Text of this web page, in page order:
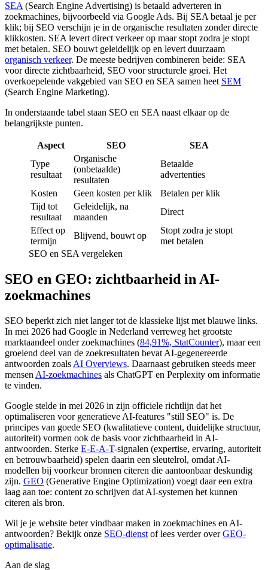
SEA (Search Engine Advertising) is betaald adverteren in
zoekmachines, bijvoorbeeld via Google Ads. Bij SEA betaal je per
klik; bij SEO verschijn je in de organische resultaten zonder directe
klikkosten. SEA levert direct verkeer op maar stopt zodra je stopt
met betalen. SEO bouwt geleidelijk op en levert duurzaam
organisch verkeer. De meeste bedrijven combineren beide: SEA
voor directe zichtbaarheid, SEO voor structurele groei. Het
overkoepelende vakgebied van SEO en SEA samen heet SEM
(Search Engine Marketing).
In onderstaande tabel staan SEO en SEA naast elkaar op de
belangrijkste punten.
Aspect SEO
SEA
Type
resultaat
Organische
(onbetaalde)
resultaten
Betaalde
advertenties
Kosten
Geen kosten per klik
Betalen per klik
Tijd tot
resultaat
Geleidelijk, na
maanden
Direct
Effect op
termijn
Blijvend, bouwt op
Stopt zodra je stopt
met betalen
SEO en SEA vergeleken
SEO en GEO: zichtbaarheid in AI-
zoekmachines
SEO beperkt zich niet langer tot de klassieke lijst met blauwe links.
In mei 2026 had Google in Nederland verreweg het grootste
marktaandeel onder zoekmachines (84,91%, StatCounter), maar een
groeiend deel van de zoekresultaten bevat AI-gegenereerde
antwoorden zoals AI Overviews. Daarnaast gebruiken steeds meer
mensen AI-zoekmachines als ChatGPT en Perplexity om informatie
te vinden.
Google stelde in mei 2026 in zijn officiele richtlijn dat het
optimaliseren voor generatieve AI-features "still SEO" is. De
principes van goede SEO (kwalitatieve content, duidelijke structuur,
autoriteit) vormen ook de basis voor zichtbaarheid in AI-
antwoorden. Sterke E-E-A-T-signalen (expertise, ervaring, autoriteit
en betrouwbaarheid) spelen daarin een sleutelrol, omdat AI-
modellen bij voorkeur bronnen citeren die aantoonbaar deskundig
zijn. GEO (Generative Engine Optimization) voegt daar een extra
laag aan toe: content zo schrijven dat AI-systemen het kunnen
citeren als bron.
Wil je je website beter vindbaar maken in zoekmachines en AI-
antwoorden? Bekijk onze SEO-dienst of lees verder overGEO-
optimalisatie.
Aan de slag